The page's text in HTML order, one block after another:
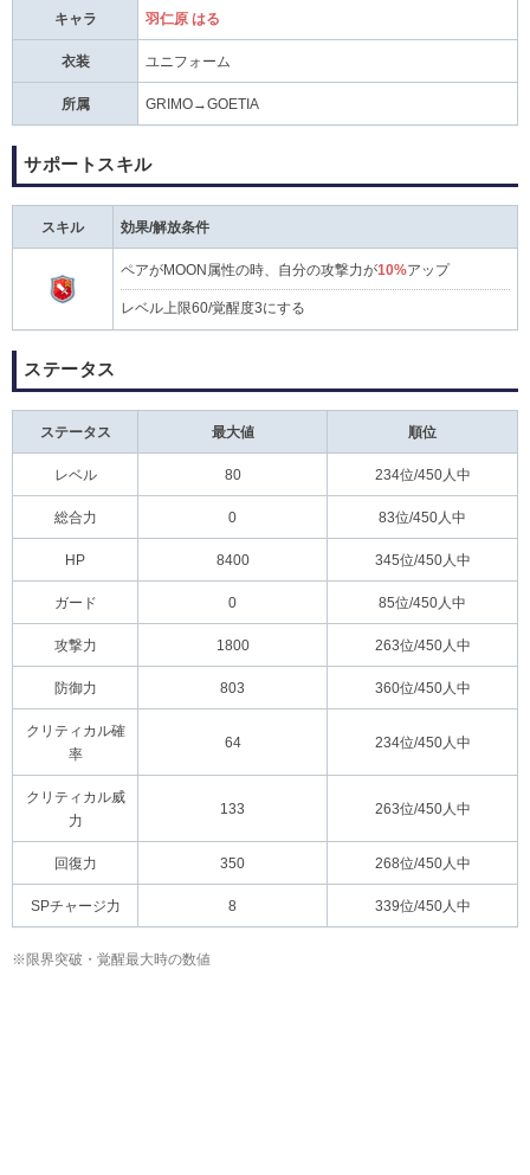
キャラ 羽仁原 はる
衣装 ユニフォーム
所属 GRIMO→GOETIA
サポートスキル
スキル 効果/解放条件
ペアがMOON属性の時、自分の攻撃力が10%アップ
レベル上限60/覚醒度3にする
ステータス
ステータス 最大値 順位
レベル 80 234位/450人中
総合力 0 83位/450人中
HP 8400 345位/450人中
ガード 0 85位/450人中
攻撃力 1800 263位/450人中
防御力 803 360位/450人中
クリティカル確
率
64 234位/450人中
クリティカル威
力
133 263位/450人中
回復力 350 268位/450人中
SPチャージ力 8 339位/450人中
※限界突破・覚醒最大時の数値